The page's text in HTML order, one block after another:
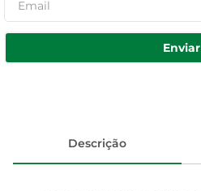
Enviar
Descrição